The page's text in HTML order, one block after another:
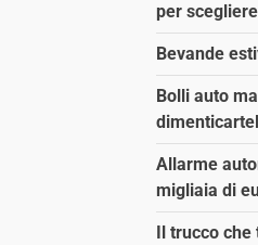
per
Bevande
Bolli auto
Allarme
migliaia di
Il trucco